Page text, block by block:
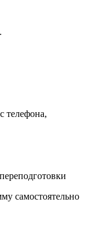
телефона,
самостоятельно